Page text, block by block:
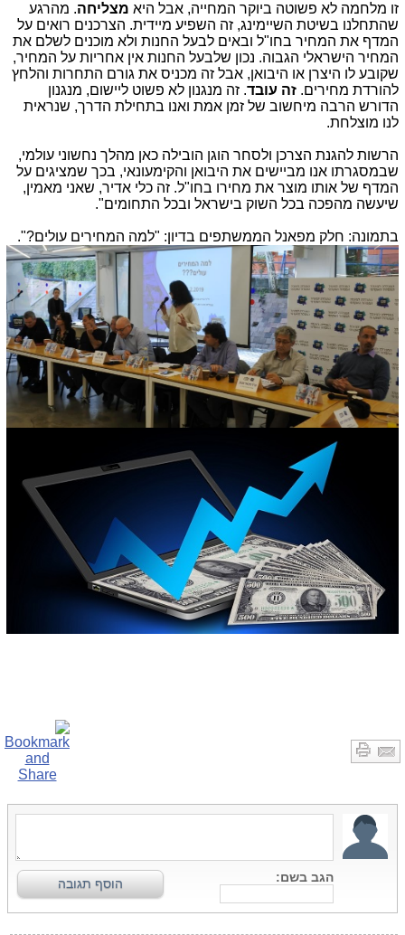
זו מלחמה לא פשוטה ביוקר המחייה, אבל היא מצליחה. מהרגע
שהתחלנו בשיטת השיימינג, זה השפיע מיידית. הצרכנים רואים על
המדף את המחיר בחו"ל ובאים לבעל החנות ולא מוכנים לשלם את
המחיר הישראלי הגבוה. נכון שלבעל החנות אין אחריות על המחיר,
שקובע לו היצרן או היבואן, אבל זה מכניס את גורם התחרות והלחץ
להורדת מחירים. זה עובד. זה מנגנון לא פשוט ליישום, מנגנון
הדורש הרבה מיחשוב של זמן אמת ואנו בתחילת הדרך, שנראית
לנו מוצלחת.
הרשות להגנת הצרכן ולסחר הוגן הובילה כאן מהלך נחשוני עולמי,
שבמסגרתו אנו מביישים את היבואן והקימעונאי, בכך שמציגים על
המדף של אותו מוצר את מחירו בחו"ל. זה כלי אדיר, שאני מאמין,
שיעשה מהפכה בכל השוק בישראל ובכל התחומים".
בתמונה: חלק מפאנל הממשתפים בדיון: "למה המחירים עולים?".